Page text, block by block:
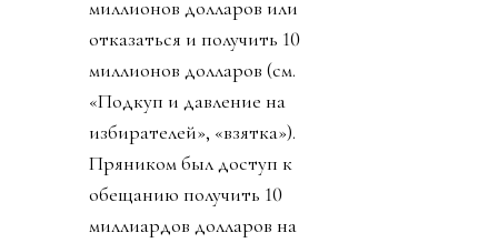
миллионов долларов или
отказаться и получить 10
миллионов долларов (см.
«Подкуп и давление на
избирателей», «взятка»).
Пряником был доступ к
обещанию получить 10
миллиардов долларов на